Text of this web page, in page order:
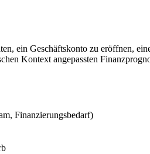
ein Geschäftskonto zu eröffnen,
Kontext angepassten
Finanzierungsbedarf)